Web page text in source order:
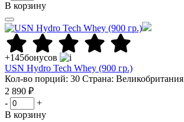
В корзину
+145бонусов
USN Hydro Tech Whey (900 гр.)
Кол-во порций: 30 Страна: Великобритания
2 890 ₽
-
+
В корзину